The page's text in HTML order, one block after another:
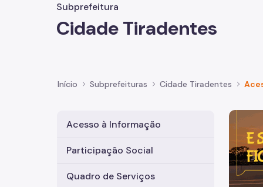
Subprefeitura
Cidade Tiradentes
Início Subprefeituras Cidade Tiradentes
Acesso à Informação
Participação Social
Quadro de Serviços